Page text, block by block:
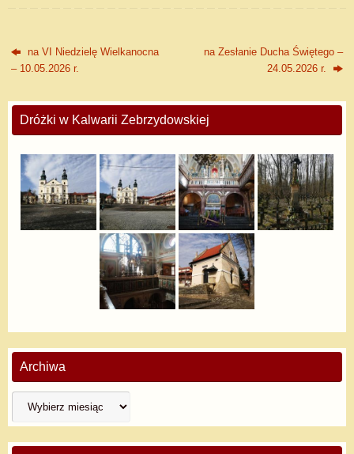
na VI Niedzielę Wielkanocna
– 10.05.2026 r.
na Zesłanie Ducha Świętego –
24.05.2026 r.
Dróżki w Kalwarii Zebrzydowskiej
Archiwa